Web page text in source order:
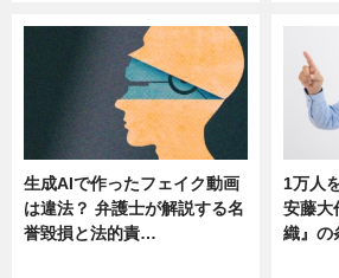
生成AIで作ったフェイク動画
は違法？ 弁護士が解説する名
誉毀損と法的責…
1万人
安藤大
織』の